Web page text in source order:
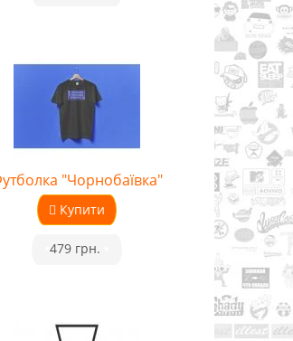
"Чорнобаївка"
Купити
479 грн.